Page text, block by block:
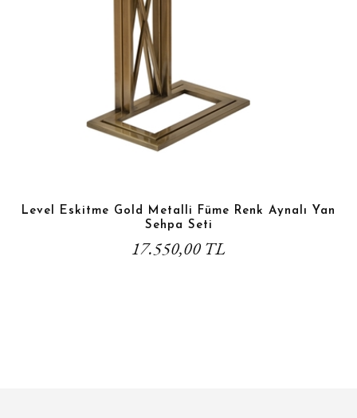
Level Eskitme Gold Metalli Füme Renk Aynalı Yan
Sehpa Seti
17.550,00 TL